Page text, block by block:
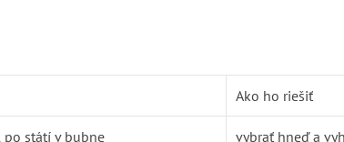
Ako ho riešiť
státí v bubne vybrať hneď a